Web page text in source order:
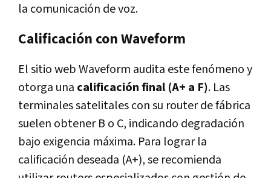
la comunicación de voz.
Calificación con Waveform
El sitio web Waveform audita este fenómeno y
otorga una calificación final (A+ a F). Las
terminales satelitales con su router de fábrica
suelen obtener B o C, indicando degradación
bajo exigencia máxima. Para lograr la
calificación deseada (A+), se recomienda